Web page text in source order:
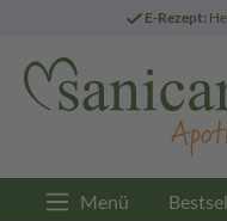
E-Rezept:
Menü